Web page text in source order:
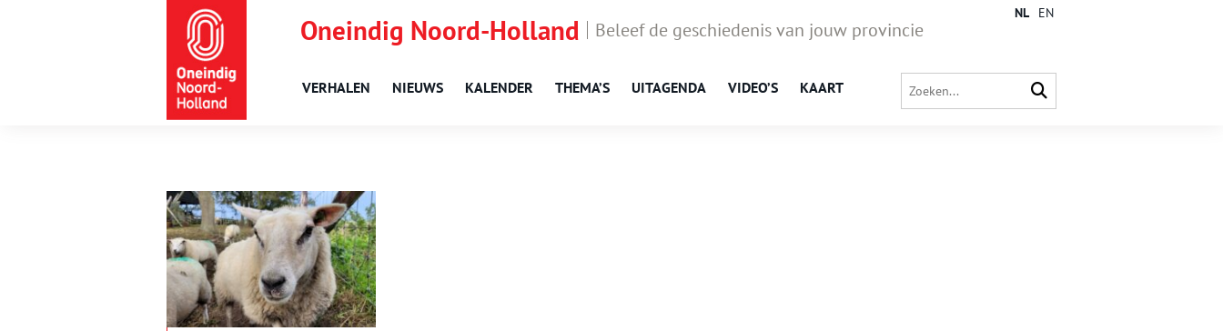
Oneindig Noord-Holland Beleef de geschiedenis van jouw provincie
VERHALEN NIEUWS KALENDER THEMA’S UITAGENDA VIDEO’S KAART
NL EN